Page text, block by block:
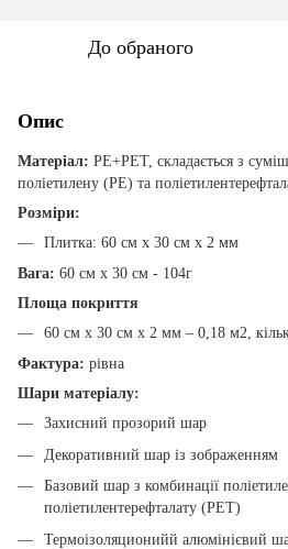
До обраного
Опис
Матеріал: PE+PET, складається з
поліетилену (PE) та
Розміри:
Плитка: 60 см х 30 см х 2 мм
Вага: 60 см х 30 см - 104г
Площа покриття
60 см х 30 см х 2 мм – 0,18 м2,
Фактура: рівна
Шари матеріалу:
Захисний прозорий шар
Декоративний шар із зображенням
Базовий шар з комбинації
поліетилентерефталату (PET)
Термоізоляционийй алюмінієвий